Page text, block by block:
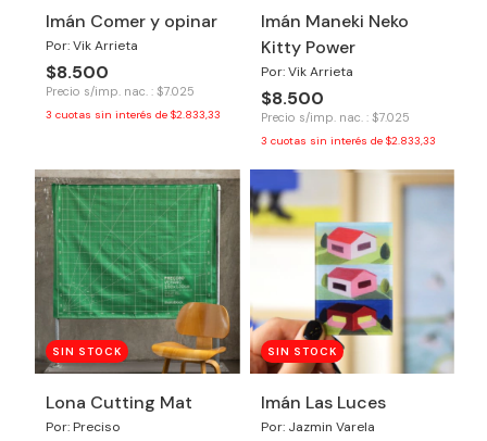
Imán Comer y opinar
Por: Vik Arrieta
$8.500
Precio s/imp. nac. : $7.025
3 cuotas sin interés de $2.833,33
Imán Maneki Neko
Kitty Power
Por: Vik Arrieta
$8.500
Precio s/imp. nac. : $7.025
3 cuotas sin interés de $2.833,33
SIN STOCK
Lona Cutting Mat
Por: Preciso
SIN STOCK
Imán Las Luces
Por: Jazmin Varela